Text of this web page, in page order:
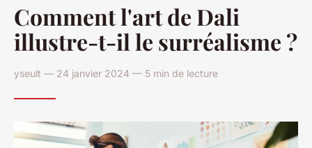
Comment l'art de Dali
illustre-t-il le surréalisme ?
yseult — 24 janvier 2024 — 5 min de lecture